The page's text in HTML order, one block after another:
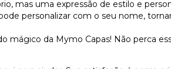
mas uma expressão de estilo e
personalizar com o seu nome,
mágico da Mymo Capas! Não perca